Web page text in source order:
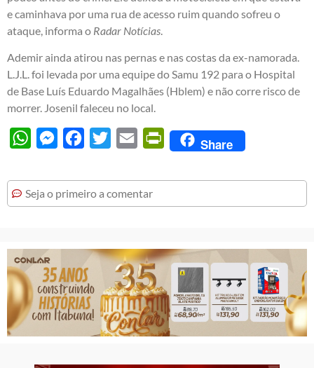
e caminhava por uma rua de acesso ruim quando sofreu o
ataque, informa o Radar Notícias
Ademir ainda atirou nas pernas e nas costas da ex-namorada.
L.J.L. foi levada por uma equipe do Samu 192 para o Hospital
de Base Luís Eduardo Magalhães (Hblem) e não corre risco de
morrer. Josenil faleceu no local.
WhatsAppMessengerFacebook
Twitter Email PrintFriendly
Share
Seja o primeiro a comentar